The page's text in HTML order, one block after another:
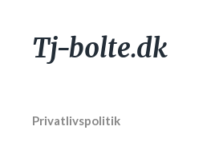
Tj-bolte.dk
Privatlivspolitik